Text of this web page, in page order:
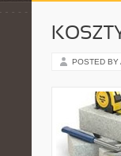
POSTED BY